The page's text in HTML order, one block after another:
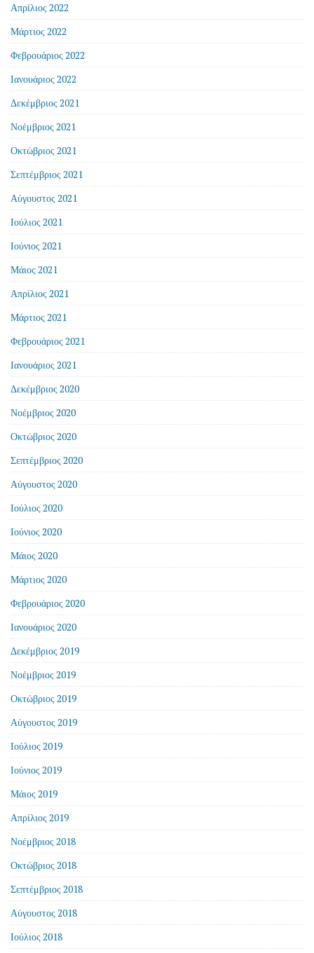
Απρίλιος 2022
Μάρτιος 2022
Φεβρουάριος 2022
Ιανουάριος 2022
Δεκέμβριος 2021
Νοέμβριος 2021
Οκτώβριος 2021
Σεπτέμβριος 2021
Αύγουστος 2021
Ιούλιος 2021
Ιούνιος 2021
Μάιος 2021
Απρίλιος 2021
Μάρτιος 2021
Φεβρουάριος 2021
Ιανουάριος 2021
Δεκέμβριος 2020
Νοέμβριος 2020
Οκτώβριος 2020
Σεπτέμβριος 2020
Αύγουστος 2020
Ιούλιος 2020
Ιούνιος 2020
Μάιος 2020
Μάρτιος 2020
Φεβρουάριος 2020
Ιανουάριος 2020
Δεκέμβριος 2019
Νοέμβριος 2019
Οκτώβριος 2019
Αύγουστος 2019
Ιούλιος 2019
Ιούνιος 2019
Μάιος 2019
Απρίλιος 2019
Νοέμβριος 2018
Οκτώβριος 2018
Σεπτέμβριος 2018
Αύγουστος 2018
Ιούλιος 2018